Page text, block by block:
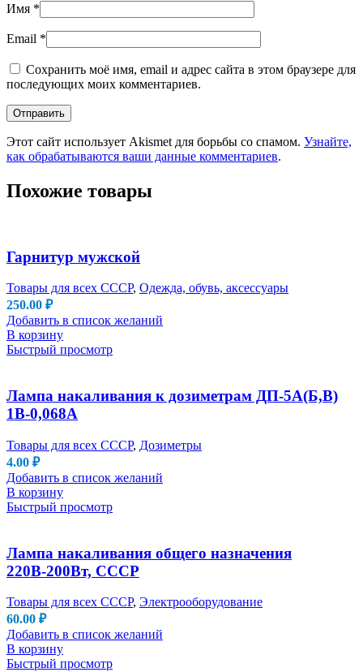
Имя *
Email *
Сохранить моё имя, email и адрес сайта в этом браузере для
последующих моих комментариев.
Этот сайт использует Akismet для борьбы со спамом. Узнайте,
как обрабатываются ваши данные комментариев.
Похожие товары
Гарнитур мужской
Товары для всех СССР, Одежда, обувь, аксессуары
250.00 ₽
Добавить в список желаний
В корзину
Быстрый просмотр
Лампа накаливания к дозиметрам ДП-5А(Б,В)
1В-0,068А
Товары для всех СССР, Дозиметры
4.00 ₽
Добавить в список желаний
В корзину
Быстрый просмотр
Лампа накаливания общего назначения
220В-200Вт, СССР
Товары для всех СССР, Электрооборудование
60.00 ₽
Добавить в список желаний
В корзину
Быстрый просмотр